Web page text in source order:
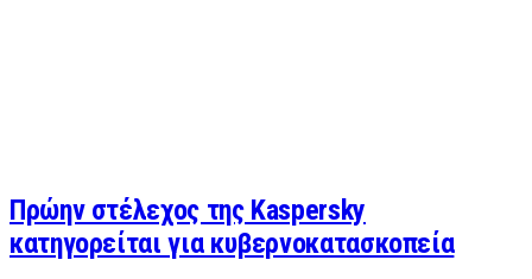
Πρώην στέλεχος της Kaspersky
κατηγορείται για κυβερνοκατασκοπεία